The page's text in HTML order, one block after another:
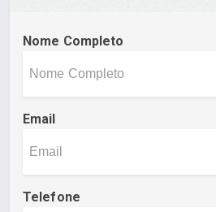
Nome Completo
Email
Telefone